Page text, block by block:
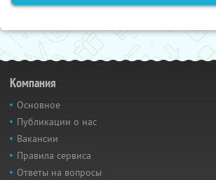
Компания
Основное
Публикации о нас
Вакансии
Правила сервиса
Ответы на вопросы